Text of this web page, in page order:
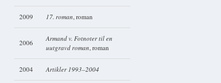
2009 17. roman, roman
2006
Armand v. Fotnoter til en
uutgravd roman, roman
2004 Artikler 1993–2004